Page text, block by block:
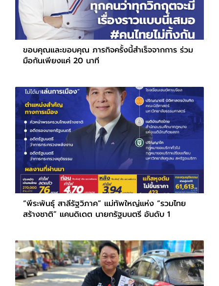
ขอบคุณและขอบคุณ ภารกิจครั้งนี้สำเร็จจากการ ร่วม
มือกันเพียงแค่ 20 นาที
“พีระพันธุ์ สาลีรัฐวิภาค” แม่ทัพใหญ่แห่ง “รวมไทย
สร้างชาติ” แคนดิเดต นายกรัฐมนตรี อันดับ 1